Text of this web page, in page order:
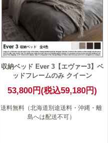
収納ベッド Ever 3【エヴァー3】ベ
ッドフレームのみ クイーン
53,800円(税込59,180円)
送料無料（北海道別途送料・沖縄・離
島へは配送不可）